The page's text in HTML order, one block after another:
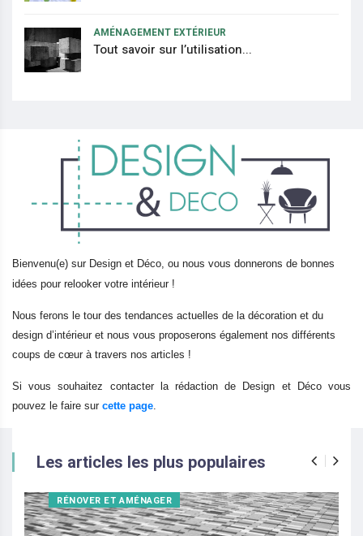
AMÉNAGEMENT EXTÉRIEUR
Tout savoir sur l’utilisation...
Bienvenu(e) sur Design et Déco, ou nous vous donnerons de bonnes
idées pour relooker votre intérieur !
Nous ferons le tour des tendances actuelles de la décoration et du
design d’intérieur et nous vous proposerons également nos différents
coups de cœur à travers nos articles !
Si vous souhaitez contacter la rédaction de Design et Déco vous
pouvez le faire sur cette page.
Les articles les plus populaires
RÉNOVER ET AMÉNAGER